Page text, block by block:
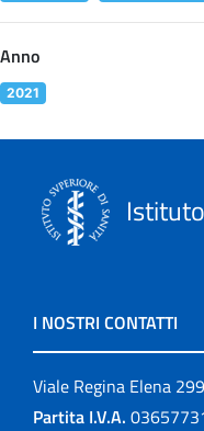
Anno
2021
I NOSTRI CONTATTI
Viale Regina Elena
Partita I.V.A.